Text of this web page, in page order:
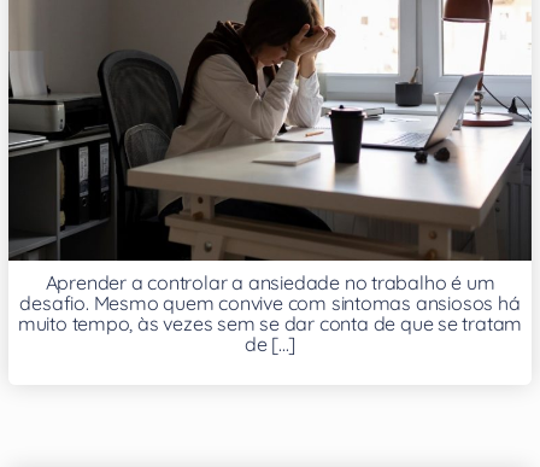
Aprender a controlar a ansiedade no trabalho é um
desafio. Mesmo quem convive com sintomas ansiosos há
muito tempo, às vezes sem se dar conta de que se tratam
de [...]